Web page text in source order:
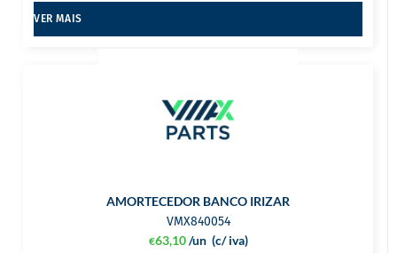
VER MAIS
AMORTECEDOR BANCO IRIZAR
VMX840054
€63,10 (c/ iva)
/un